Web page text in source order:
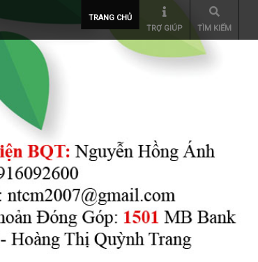
TRANG CHỦ
TRỢ GIÚP
TÌM KIẾM